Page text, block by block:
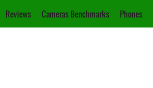
Reviews Cameras Benchmarks Phones